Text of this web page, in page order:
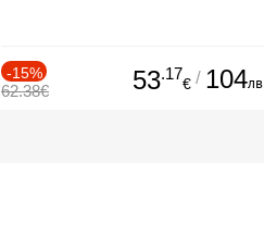
-15%
62.38€ 53.17
€ / 104лв.